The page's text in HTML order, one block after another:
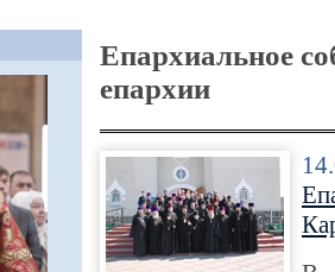
Епархиальное
епархии